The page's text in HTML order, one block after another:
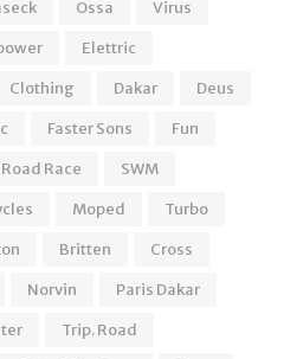
Ossa
Virus
Elettric
Clothing Dakar
Deus
Faster Sons
Fun
Road Race
SWM
Moped
Turbo
Britten
Cross
Norvin
Paris Dakar
Trip. Road